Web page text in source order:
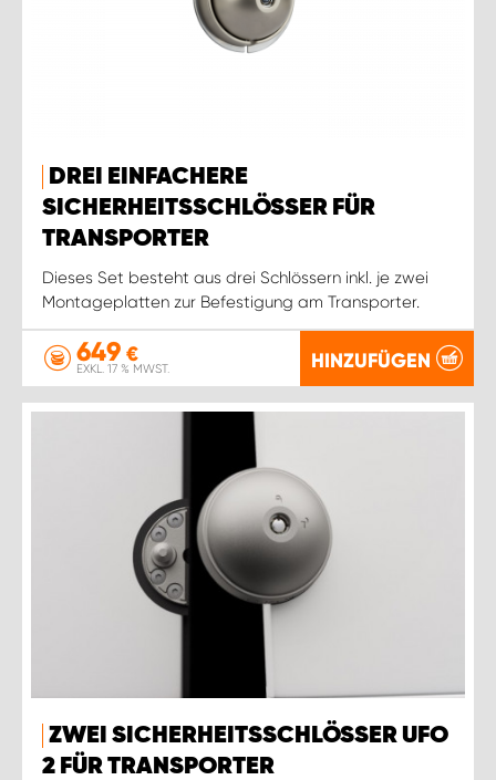
DREI EINFACHERE
SICHERHEITSSCHLÖSSER FÜR
TRANSPORTER
Dieses Set besteht aus drei Schlössern inkl. je zwei
Montageplatten zur Befestigung am Transporter.
649 €
EXKL. 17 % MWST. HINZUFÜGEN
ZWEI SICHERHEITSSCHLÖSSER UFO
2 FÜR TRANSPORTER